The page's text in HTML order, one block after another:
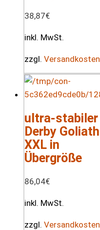
38,87€
inkl. MwSt.
zzgl. Versandkosten
ultra-stabiler
Derby Goliath
XXL in
Übergröße
86,04€
inkl. MwSt.
zzgl. Versandkosten